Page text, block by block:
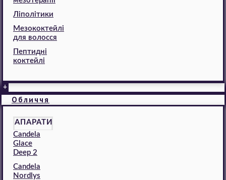
Ліполітики
Мезококтейлі
для волосся
Пептидні
коктейлі
+
Обличчя
АПАРАТИ
Candela
Glace
Deep 2
Candela
Nordlys